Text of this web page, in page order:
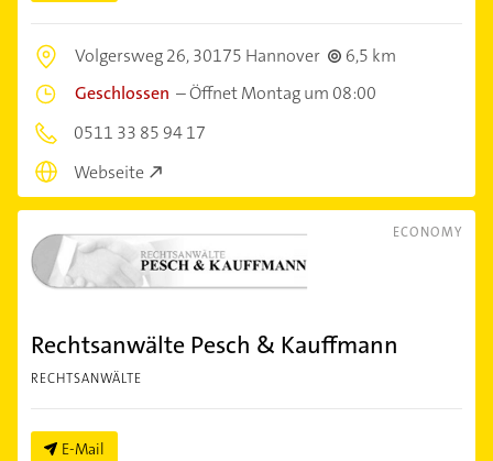
Volgersweg 26,30175 Hannover
6,5 km
Geschlossen –Öffnet Montag um 08:00
0511 33 85 94 17
Webseite
ECONOMY
Rechtsanwälte Pesch & Kauffmann
RECHTSANWÄLTE
E-Mail